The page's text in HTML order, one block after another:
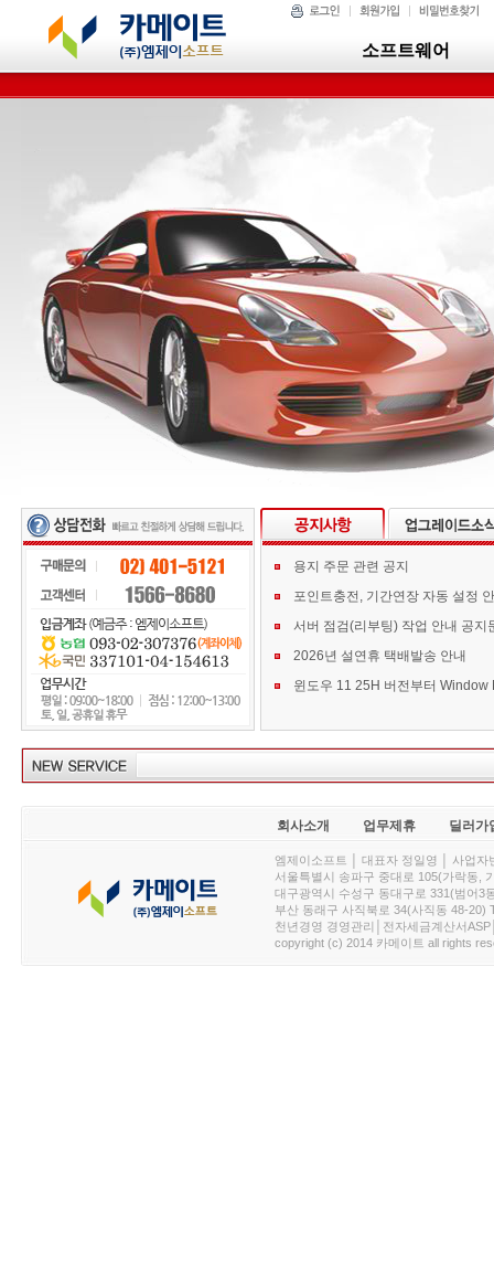
소프트웨어
용지 주문 관련 공지
포인트충전, 기간연장 자동 설정
서버 점검(리부팅) 작업 안내 공지
2026년 설연휴 택배발송 안내
회사소개 업무제휴 딜러가
엠제이소프트 │ 대표자 정일영 │ 사업
서울특별시 송파구 중대로 105(가락동,
대구광역시 수성구 동대구로 331(범어3
부산 동래구 사직북로 34(사직동 48-20)
천년경영 경영관리│전자세금계산서
copyright (c) 2014 카메이트 all rights